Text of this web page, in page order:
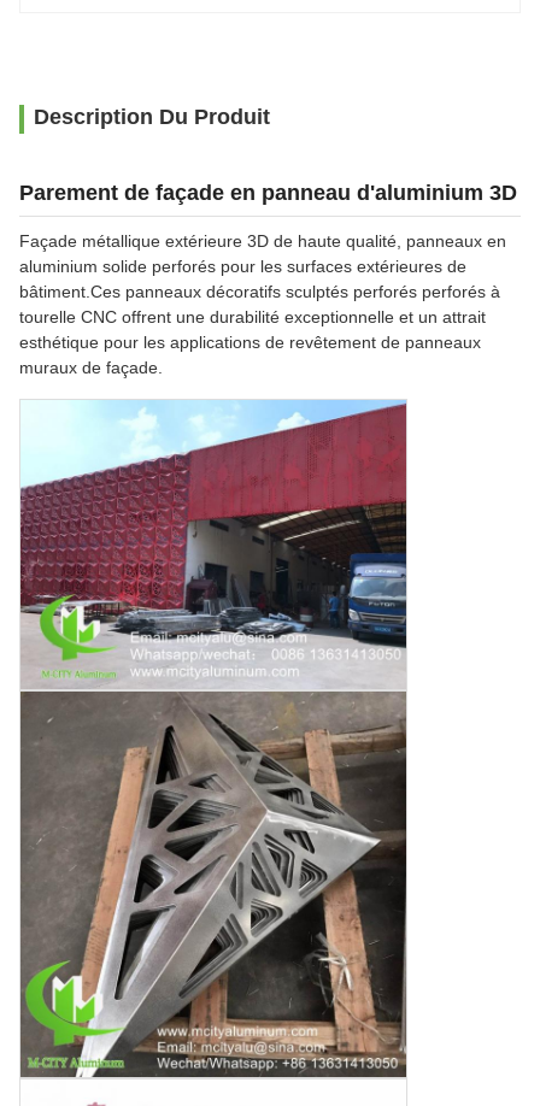
Description Du Produit
Parement de façade en panneau d'aluminium 3D
Façade métallique extérieure 3D de haute qualité, panneaux en
aluminium solide perforés pour les surfaces extérieures de
bâtiment.Ces panneaux décoratifs sculptés perforés perforés à
tourelle CNC offrent une durabilité exceptionnelle et un attrait
esthétique pour les applications de revêtement de panneaux
muraux de façade.